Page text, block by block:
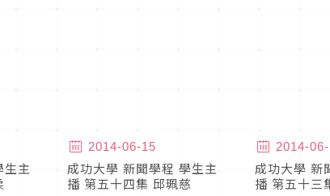
生主
2014-06-15
成功大學 新聞學程 學生主
播 第五十四集 邱珮慈
2014-
成功大學 新
播 第五十三